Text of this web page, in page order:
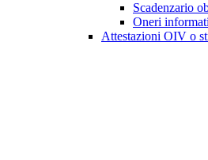
Scadenzario
Oneri
Attestazioni OIV o